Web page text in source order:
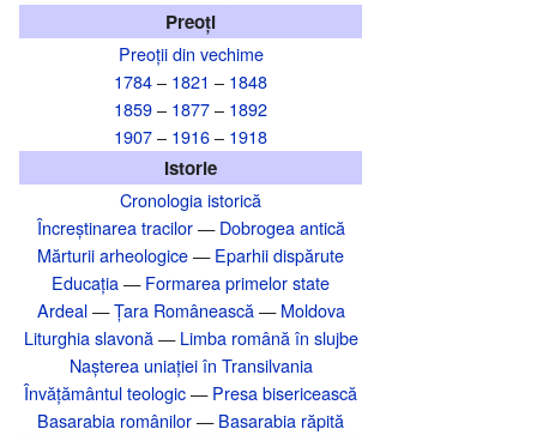
Preoți
Preoții din vechime
1784– 1821 – 1848
1859– 1877– 1892
1907– 1916– 1918
Istorie
Cronologia istorică
Încreștinarea tracilor—Dobrogea antică
Mărturii arheologice—Eparhii dispărute
Educația—Formarea primelor state
Ardeal—Țara Românească—Moldova
Liturghia slavonă—Limba română în slujbe
Nașterea uniației în Transilvania‎
Învățământul teologic—Presa bisericească
Basarabia românilor—Basarabia răpită